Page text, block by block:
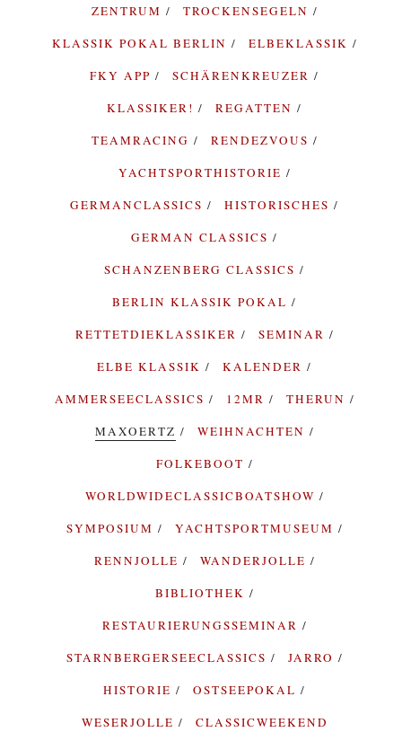
ZENTRUM
TROCKENSEGELN
KLASSIK POKAL BERLIN
ELBEKLASSIK
FKY APP
SCHÄRENKREUZER
KLASSIKER!
REGATTEN
TEAMRACING
RENDEZVOUS
YACHTSPORTHISTORIE
GERMANCLASSICS
HISTORISCHES
GERMAN CLASSICS
SCHANZENBERG CLASSICS
BERLIN KLASSIK POKAL
RETTETDIEKLASSIKER
SEMINAR
ELBE KLASSIK
KALENDER
AMMERSEECLASSICS
12MR
THERUN
MAXOERTZ
WEIHNACHTEN
FOLKEBOOT
WORLDWIDECLASSICBOATSHOW
SYMPOSIUM
YACHTSPORTMUSEUM
RENNJOLLE
WANDERJOLLE
BIBLIOTHEK
RESTAURIERUNGSSEMINAR
STARNBERGERSEECLASSICS
JARRO
HISTORIE
OSTSEEPOKAL
WESERJOLLE
CLASSICWEEKEND